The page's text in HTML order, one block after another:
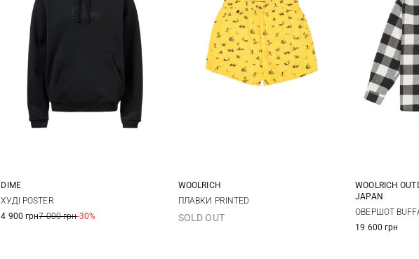
S
DIME
ХУДІ POSTER
4 900 грн7 000 грн-30%
L
WOOLRICH
ПЛАВКИ PRINTED
SOLD OUT
S
WOOLRICH
JAPAN
ОВЕРШОТ
19 600 грн